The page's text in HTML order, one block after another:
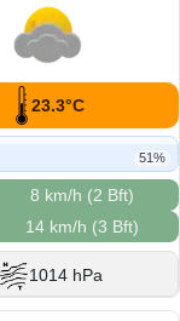
23.3°C
51%
8 km/h (2 Bft)
14 km/h (3 Bft)
1014 hPa